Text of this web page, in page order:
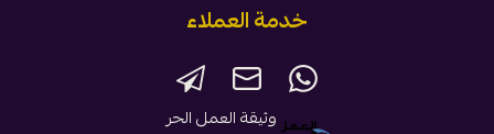
خدمة العملاء
وثيقة العمل الحر